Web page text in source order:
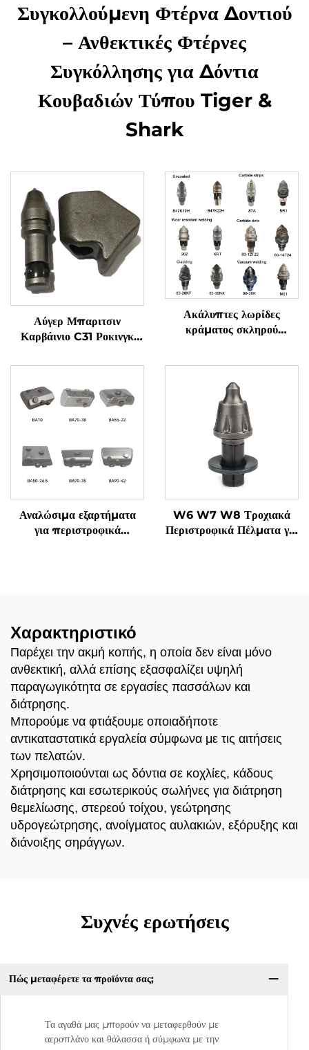
Συγκολλούμενη Φτέρνα Δοντιού
– Ανθεκτικές Φτέρνες
Συγκόλλησης για Δόντια
Κουβαδιών Τύπου Tiger &
Shark
Αύγερ Μπαριτσιν
Καρβάινιο C31 Ροκινγκ
C31HD B47K22H για
Φράγματος
Ακάλυπτες λωρίδες
κράματος σκληρού
κορυφές κράματος
σκληρού μετάλλου για
συγκόλληση 20Z
Επικαλυμμένες 60-26KF
KRT 60-30NX 60-12T22
Συγκόλληση κενού 60-28K
60-14T24 M01
Αναλώσιμα εξαρτήματα
για περιστροφικά
W6 W7 W8 Τροχιακά
Περιστροφικά Πέλματα για
Χαρακτηριστικό
Παρέχει την ακμή κοπής, η οποία δεν είναι μόνο
ανθεκτική, αλλά επίσης εξασφαλίζει υψηλή
παραγωγικότητα σε εργασίες πασσάλων και
διάτρησης.
Μπορούμε να φτιάξουμε οποιαδήποτε
αντικαταστατικά εργαλεία σύμφωνα με τις αιτήσεις
των πελατών.
Χρησιμοποιούνται ως δόντια σε κοχλίες, κάδους
διάτρησης και εσωτερικούς σωλήνες για διάτρηση
θεμελίωσης, στερεού τοίχου, γεώτρησης
υδρογεώτρησης, ανοίγματος αυλακιών, εξόρυξης και
διάνοιξης σηράγγων.
Συχνές ερωτήσεις
Πώς μεταφέρετε τα προϊόντα σας;
Τα αγαθά μας μπορούν να μεταφερθούν με
αεροπλάνο και θάλασσα ή σύμφωνα με την